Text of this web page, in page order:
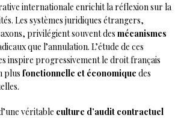
internationale enrichit la réflexion sur la
Les systèmes juridiques étrangers,
privilégient souvent des mécanismes
que l’annulation. L’étude de ces
inspire progressivement le droit français
plus fonctionnelle et économique des
véritable culture d’audit contractuel